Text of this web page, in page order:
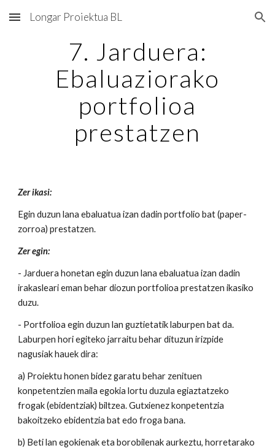
Skip to main content Skip to navigation
Longar Proiektua BL
7. Jarduera:
Ebaluaziorako
portfolioa
prestatzen
Zer ikasi:
Egin duzun lana ebaluatua izan dadin portfolio bat (paper-
zorroa) prestatzen.
Zer egin:
- Jarduera honetan egin duzun lana ebaluatua izan dadin
irakasleari eman behar diozun portfolioa prestatzen ikasiko
duzu.
- Portfolioa egin duzun lan guztietatik laburpen bat da.
Laburpen hori egiteko jarraitu behar dituzun irizpide
nagusiak hauek dira:
a) Proiektu honen bidez garatu behar zenituen
konpetentzien maila egokia lortu duzula egiaztatzeko
frogak (ebidentziak) biltzea. Gutxienez konpetentzia
bakoitzeko ebidentzia bat edo froga bana.
b) Beti lan egokienak eta borobilenak aurkeztu, horretarako